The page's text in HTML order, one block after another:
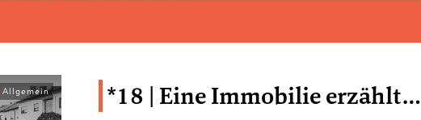
Allgemein *18 | Eine Immobilie erzählt…